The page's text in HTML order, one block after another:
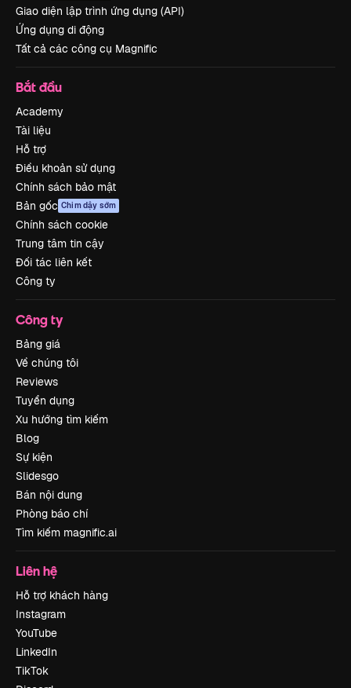
Giao diện lập trình ứng dụng (API)
Ứng dụng di động
Tất cả các công cụ Magnific
Bắt đầu
Academy
Tài liệu
Hỗ trợ
Điều khoản sử dụng
Chính sách bảo mật
Bản gốc Chim dậy sớm
Chính sách cookie
Trung tâm tin cậy
Đối tác liên kết
Công ty
Công ty
Bảng giá
Về chúng tôi
Reviews
Tuyển dụng
Xu hướng tìm kiếm
Blog
Sự kiện
Slidesgo
Bán nội dung
Phòng báo chí
Tìm kiếm magnific.ai
Liên hệ
Hỗ trợ khách hàng
Instagram
YouTube
LinkedIn
TikTok